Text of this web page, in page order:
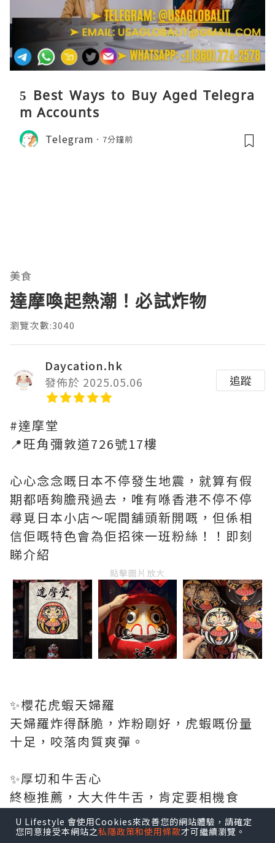
5 Best Ways to Buy Aged Telegra
m Accounts
Telegram 7分鐘前
美食
達摩喚起熱潮！必試炸物
瀏覽次數:3040
Daycation.hk
發佈於 2025.05.06
追蹤
#達摩堂
📍旺角彌敦道726號17樓
心心念念嘅日本不停發生地震，就算有假
期都唔夠膽飛過去，唯有喺香港不停不停
尋覓日本小店～呢間舖頭新開嘅，但係相
信佢嘅特色會為佢招徠一班粉絲！！即刻
睇介紹
點擊圖片放大
✨櫻花虎蝦天婦羅
天婦羅炸得酥脆，炸粉剛好，虎蝦嘅份量
十足，咬落肉質爽彈。
✨厚切和牛舌心
終極推薦，大大件牛舌，肯定要相機食
先！！燒到中間爽嫩爽彈都好考功夫，所
以小店亦都提供剪刀俾你可以更好的調整
U Lifestyle 會使用Cookies來改善您的網站體驗，請確定
您同意接受本網站之私隱政策和使用條款才可繼續瀏覽。